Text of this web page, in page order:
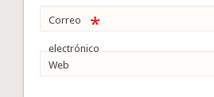
Correo
electrónico
*
Web